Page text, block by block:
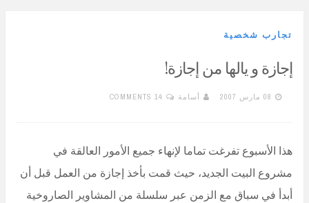
تجارب شخصية
إجازة و يالها من إجازة!
08 مارس 2007 أسامة 14 COMMENTS
هذا الأسبوع تفرغت تماما لإنهاء جميع الأمور العالقة في
مشروع البيت الجديد، حيث قمت بأخذ إجازة من العمل قبل أن
أبدأ في سباق مع الزمن عبر سلسلة من المشاوير الصاروخية